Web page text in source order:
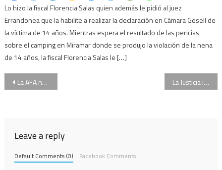
Lo hizo la fiscal Florencia Salas quien además le pidió al juez
Errandonea que la habilite a realizar la declaración en Cámara Gesell de
la víctima de 14 años. Mientras espera el resultado de las pericias
sobre el camping en Miramar donde se produjo la violación de la nena
de 14 años, la fiscal Florencia Salas le […]
Navegación
La AFA no suspenderá los partidos por cánticos contra Macri La Justicia imputó a Hugo y Pablo Moyano en una causa por lavado de dinero
Leave a reply
Default Comments (0) Facebook Comments